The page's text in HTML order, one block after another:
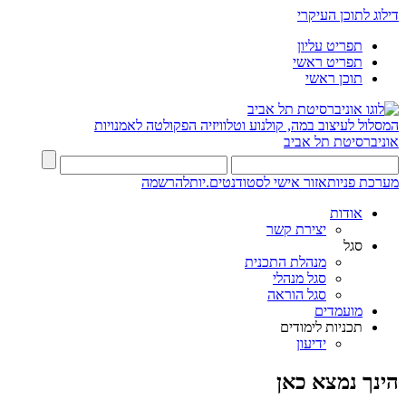
דילוג לתוכן העיקרי
תפריט עליון
תפריט ראשי
תוכן ראשי
המסלול לעיצוב במה, קולנוע וטלוויזיה הפקולטה לאמנויות
אוניברסיטת תל אביב
מערכת פניותאזור אישי לסטודנטים.יותלהרשמה
אודות
יצירת קשר
סגל
מנהלת התכנית
סגל מנהלי
סגל הוראה
מועמדים
תכניות לימודים
ידיעון
הינך נמצא כאן